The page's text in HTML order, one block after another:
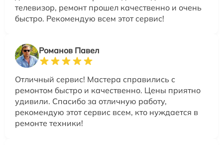
телевизор, ремонт прошел качественно и очень
быстро. Рекомендую всем этот сервис!
Романов Павел
Отличный сервис! Мастера справились с
ремонтом быстро и качественно. Цены приятно
удивили. Спасибо за отличную работу,
рекомендую этот сервис всем, кто нуждается в
ремонте техники!